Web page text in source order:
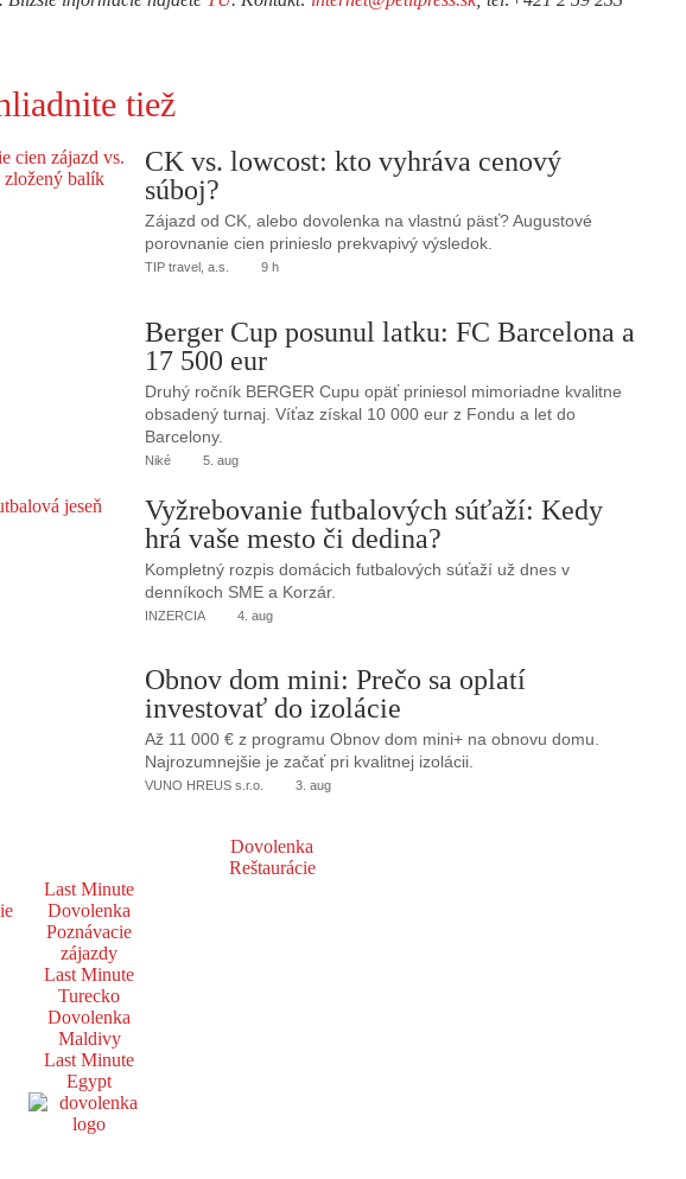
tiež
CK vs. lowcost: kto vyhráva cenový
súboj?
Zájazd od CK, alebo dovolenka na vlastnú päsť? Augustové
porovnanie cien prinieslo prekvapivý výsledok.
TIP travel, a.s. 9 h
Berger Cup posunul latku: FC Barcelona a
17 500 eur
Druhý ročník BERGER Cupu opäť priniesol mimoriadne kvalitne
obsadený turnaj. Víťaz získal 10 000 eur z Fondu a let do
Barcelony.
Niké 5. aug
Vyžrebovanie futbalových súťaží: Kedy
hrá vaše mesto či dedina?
Kompletný rozpis domácich futbalových súťaží už dnes v
denníkoch SME a Korzár.
INZERCIA 4. aug
Obnov dom mini: Prečo sa oplatí
investovať do izolácie
Až 11 000 € z programu Obnov dom mini+ na obnovu domu.
Najrozumnejšie je začať pri kvalitnej izolácii.
VUNO HREUS s.r.o. 3. aug
Dovolenka
Reštaurácie
Last Minute
Dovolenka
Poznávacie
zájazdy
Last Minute
Turecko
Dovolenka
Maldivy
Last Minute
Egypt